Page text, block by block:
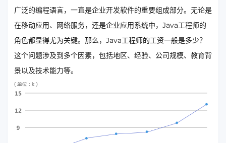
广泛的编程语言，一直是企业开发软件的重要组成部分。无论是
在移动应用、网络服务，还是企业应用系统中，Java工程师的
角色都显得尤为关键。那么，Java工程师的工资一般是多少？
这个问题涉及到多个因素，包括地区、经验、公司规模、教育背
景以及技术能力等。